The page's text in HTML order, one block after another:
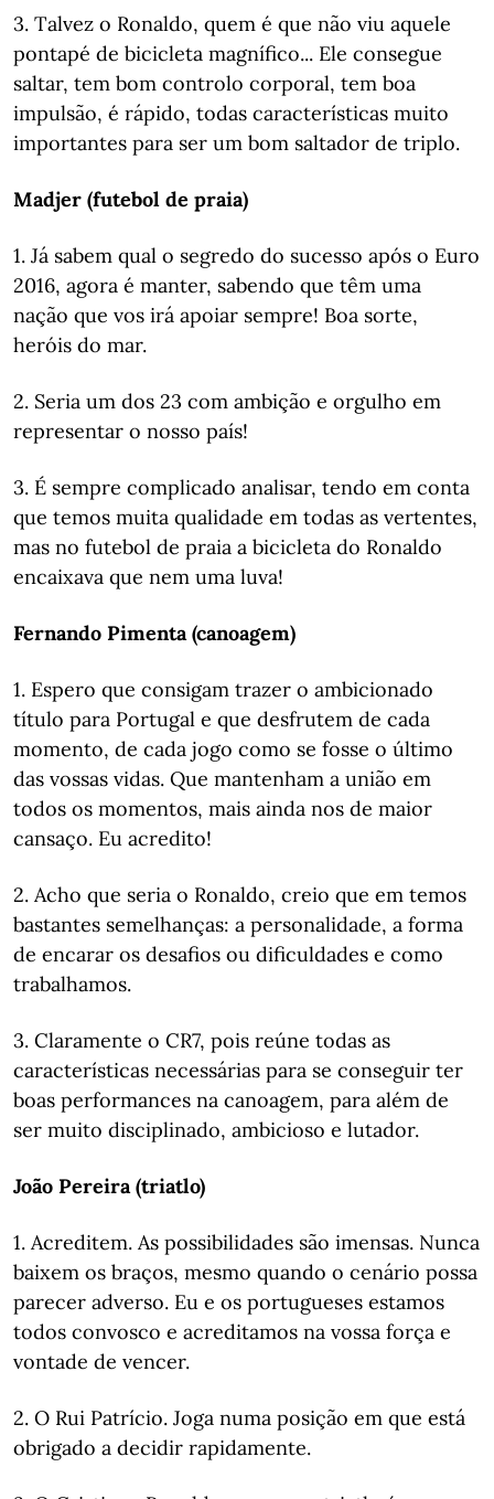
3. Talvez o Ronaldo, quem é que não viu aquele
pontapé de bicicleta magnífico... Ele consegue
saltar, tem bom controlo corporal, tem boa
impulsão, é rápido, todas características muito
importantes para ser um bom saltador de triplo.
Madjer (futebol de praia)
1. Já sabem qual o segredo do sucesso após o Euro
2016, agora é manter, sabendo que têm uma
nação que vos irá apoiar sempre! Boa sorte,
heróis do mar.
2. Seria um dos 23 com ambição e orgulho em
representar o nosso país!
3. É sempre complicado analisar, tendo em conta
que temos muita qualidade em todas as vertentes,
mas no futebol de praia a bicicleta do Ronaldo
encaixava que nem uma luva!
Fernando Pimenta (canoagem)
1. Espero que consigam trazer o ambicionado
título para Portugal e que desfrutem de cada
momento, de cada jogo como se fosse o último
das vossas vidas. Que mantenham a união em
todos os momentos, mais ainda nos de maior
cansaço. Eu acredito!
2. Acho que seria o Ronaldo, creio que em temos
bastantes semelhanças: a personalidade, a forma
de encarar os desafios ou dificuldades e como
trabalhamos.
3. Claramente o CR7, pois reúne todas as
características necessárias para se conseguir ter
boas performances na canoagem, para além de
ser muito disciplinado, ambicioso e lutador.
João Pereira (triatlo)
1. Acreditem. As possibilidades são imensas. Nunca
baixem os braços, mesmo quando o cenário possa
parecer adverso. Eu e os portugueses estamos
todos convosco e acreditamos na vossa força e
vontade de vencer.
2. O Rui Patrício. Joga numa posição em que está
obrigado a decidir rapidamente.